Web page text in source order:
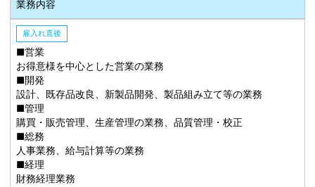
業務内容
雇入れ直後
■営業
お得意様を中心とした営業の業務
■開発
設計、既存品改良、新製品開発、製品組み立て等の業務
■管理
購買・販売管理、生産管理の業務、品質管理・校正
■総務
人事業務、給与計算等の業務
■経理
財務経理業務